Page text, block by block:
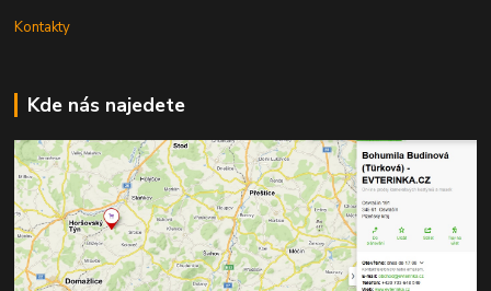
Kontakty
Kde nás najedete